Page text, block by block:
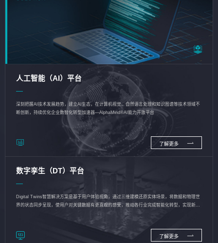
人工智能（AI）平台
深刻把握AI技术发展趋势，建立AI生态，在计算机视觉、自然语言处理和知识图谱等技术领域不
断创新，持续优化企业数智化转型加速器—AlphaMind®AI能力开放平台
了解更多
数字孪生（DT）平台
Digital Twins智慧解决方案是基于用户体验视角，通过三维建模还原实体场景，将数据和物理世
界的状态同步呈现，使用户对关键数据有更直观的感受，推动各行业完成智能化转型，实现新旧
了解更多